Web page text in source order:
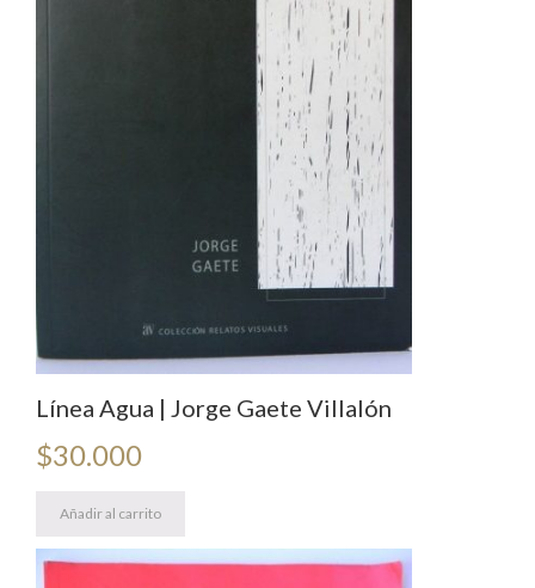
Línea Agua | Jorge Gaete Villalón
$30.000
Añadir al carrito